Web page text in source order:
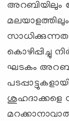
അറബിയിലും
കൊഴിപ്പിച്ചു
ഘടകം
ശുഹദാക്കളെ